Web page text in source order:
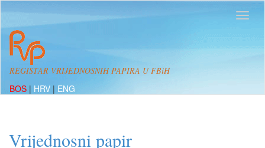
REGISTAR VRIJEDNOSNIH PAPIRA U FBiH
BOS | HRV | ENG
Vrijednosni papir